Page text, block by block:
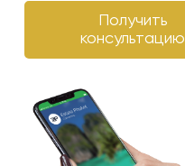
Получить
консультацию